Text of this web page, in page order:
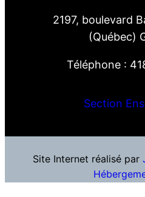
2197, boulevard
(Québec)
Téléphone :
Section
Site Internet réalisé par